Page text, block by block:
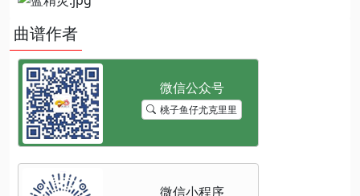
曲谱作者
桃子鱼仔尤克里里